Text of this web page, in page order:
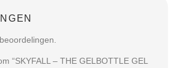
“SKYFALL – THE GELBOTTLE GEL